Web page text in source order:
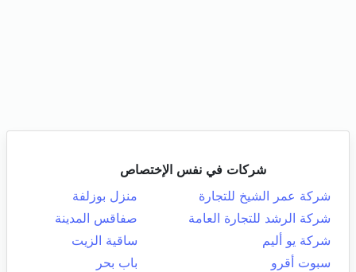
شركات في نفس الإختصاص
شركة عمر الشيخ للتجارة
منزل بوزلفة
شركة الرشد للتجارة العامة
صفاقس المدينة
شركة يو أليم
ساقية الزيت
سبوت أقرو
باب بحر